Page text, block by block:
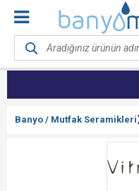
Banyo / Mutfak Seramikleri